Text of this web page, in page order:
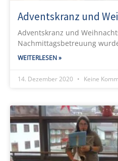
Adventskranz und
Adventskranz und
Nachmittagsbetreuung
WEITERLESEN »
14. Dezember 2020 Keine